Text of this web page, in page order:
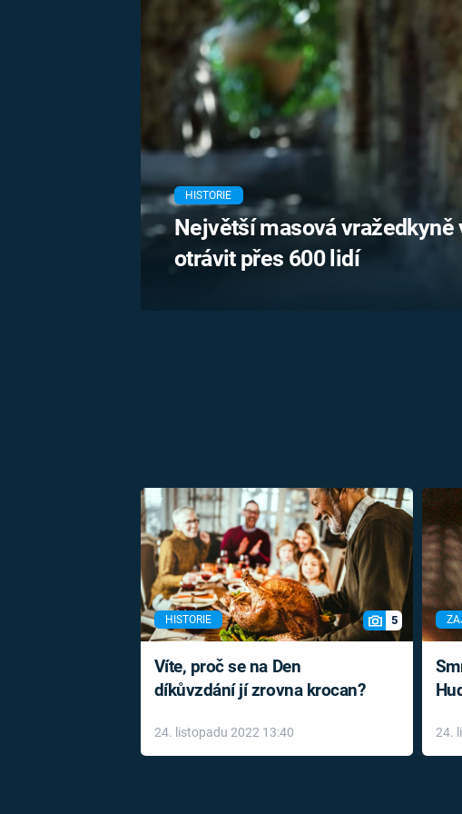
MARIE TEREZIE
NAPOLEON
BONAPARTE
BRITSKÁ
KRÁLOVSKÁ
RODINA
HISTORIE
Největší masová vražedkyně
otrávit přes 600 lidí
HISTORIE 5
Víte, proč se na Den
díkůvzdání jí zrovna krocan?
24. listopadu 2022 13:40 24.